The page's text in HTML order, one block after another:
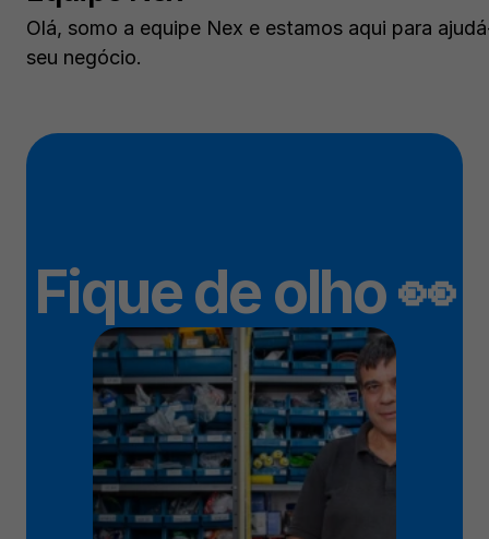
Olá, somo a equipe Nex e estamos aqui para
seu negócio.
Fique de olho 👀